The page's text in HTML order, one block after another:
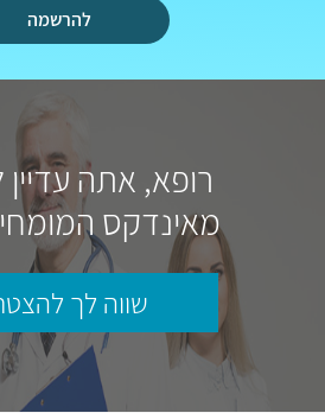
להרשמה
רופא, אתה
מאינדקס
שווה לך